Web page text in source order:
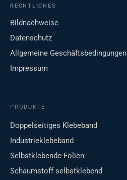
RECHTLICHES
Bildnachweise
Datenschutz
Allgemeine Geschäftsbedingungen
Impressum
PRODUKTE
Doppelseitiges Klebeband
Industrieklebeband
Selbstklebende Folien
Schaumstoff selbstklebend